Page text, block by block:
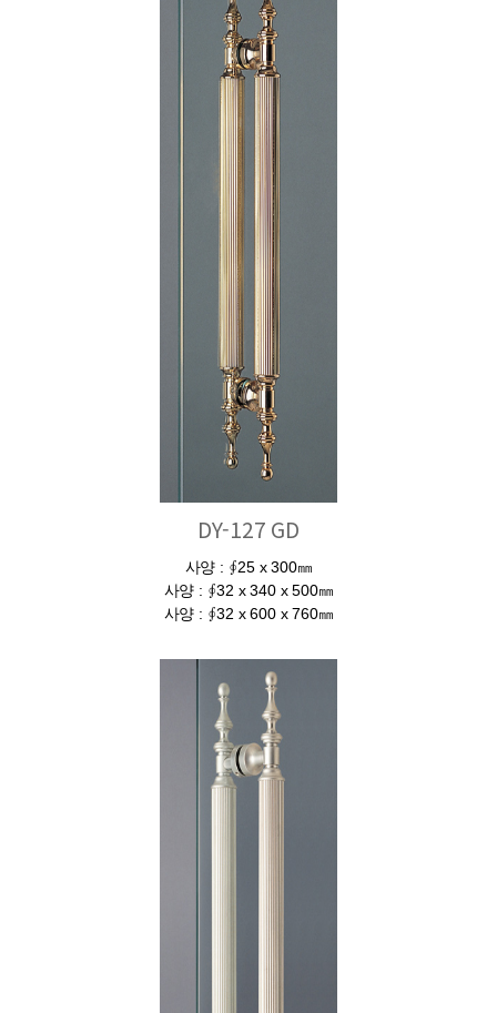
DY-127 GD
사양 : ∮25 x 300㎜
사양 : ∮32 x 340 x 500㎜
사양 : ∮32 x 600 x 760㎜